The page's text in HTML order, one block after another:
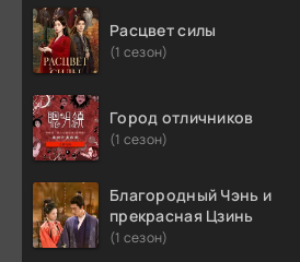
Расцвет силы
(1 сезон)
Город отличников
(1 сезон)
Благородный Чэнь и
прекрасная Цзинь
(1 сезон)